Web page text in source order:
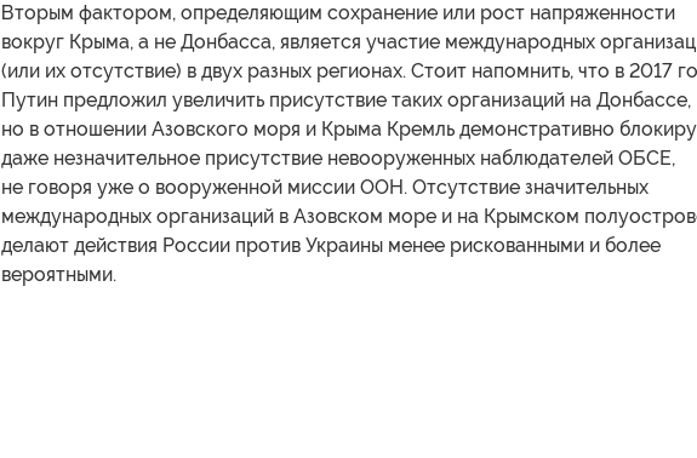
Вторым фактором, определяющим сохранение или рост напряженности
вокруг Крыма, а не Донбасса, является участие международных
(или их отсутствие) в двух разных регионах. Стоит напомнить, что в 2017
Путин предложил увеличить присутствие таких организаций на Донбассе,
но в отношении Азовского моря и Крыма Кремль демонстративно
даже незначительное присутствие невооруженных наблюдателей ОБСЕ,
не говоря уже о вооруженной миссии ООН. Отсутствие значительных
международных организаций в Азовском море и на Крымском
делают действия России против Украины менее рискованными и более
вероятными.